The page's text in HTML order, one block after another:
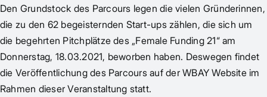
Den Grundstock des Parcours legen die vielen Gründerinnen,
die zu den 62 begeisternden Start-ups zählen, die sich um
die begehrten Pitchplätze des „Female Funding 21“ am
Donnerstag, 18.03.2021, beworben haben. Deswegen findet
die Veröffentlichung des Parcours auf der WBAY Website im
Rahmen dieser Veranstaltung statt.